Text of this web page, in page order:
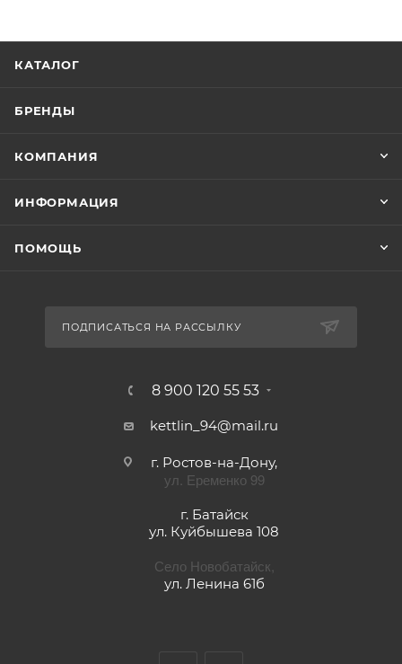
КАТАЛОГ
БРЕНДЫ
КОМПАНИЯ
ИНФОРМАЦИЯ
ПОМОЩЬ
ПОДПИСАТЬСЯ НА РАССЫЛКУ
8 900 120 55 53
kettlin_94@mail.ru
г. Ростов-на-Дону,
ул. Еременко 99
г. Батайск
ул. Куйбышева 108
Село Новобатайск,
ул. Ленина 61б